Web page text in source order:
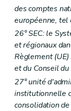
des comptes
européenne, tel
26° SEC: le
et régionaux
Règlement (UE)
et du Conseil
27° unité
institutionnelle
consolidation